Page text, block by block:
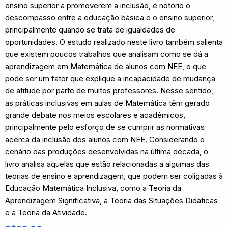
ensino superior a promoverem a inclusão, é notório o
descompasso entre a educação básica e o ensino superior,
principalmente quando se trata de igualdades de
oportunidades. O estudo realizado neste livro também salienta
que existem poucos trabalhos que analisam como se dá a
aprendizagem em Matemática de alunos com NEE, o que
pode ser um fator que explique a incapacidade de mudança
de atitude por parte de muitos professores. Nesse sentido,
as práticas inclusivas em aulas de Matemática têm gerado
grande debate nos meios escolares e acadêmicos,
principalmente pelo esforço de se cumprir as normativas
acerca da inclusão dos alunos com NEE. Considerando o
cenário das produções desenvolvidas na última década, o
livro analisa aquelas que estão relacionadas a algumas das
teorias de ensino e aprendizagem, que podem ser coligadas à
Educação Matemática Inclusiva, como a Teoria da
Aprendizagem Significativa, a Teoria das Situações Didáticas
e a Teoria da Atividade.